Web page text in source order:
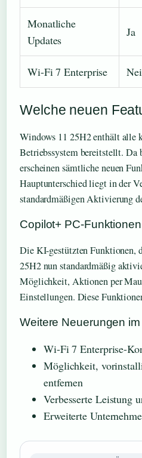
Monatliche
Updates
Ja
Wi-Fi 7 Enterprise
Welche neuen
Windows 11 25H2 enthält alle
Betriebssystem bereitstellt. Da
erscheinen sämtliche neuen
Hauptunterschied liegt in der
standardmäßigen Aktivierung
Copilot+ PC-
Die KI-gestützten Funktionen,
25H2 nun standardmäßig
Möglichkeit, Aktionen per
Einstellungen. Diese
Weitere Neuerungen
Wi-Fi 7 Enterprise-
Möglichkeit,
entfernen
Verbesserte Leistung
Erweiterte